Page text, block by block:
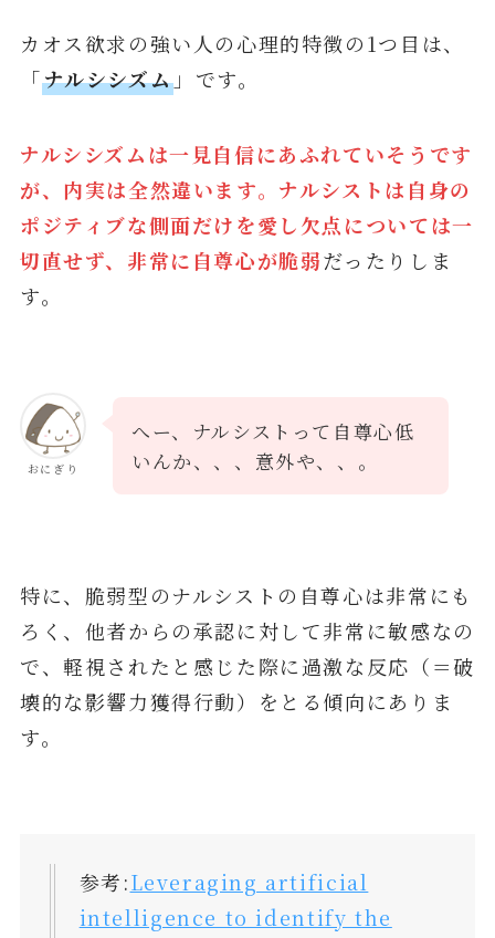
カオス欲求の強い人の心理的特徴の1つ目は、
「ナルシシズム 」です。
ナルシシズムは一見自信にあふれていそうです
が、内実は全然違います。ナルシストは自身の
ポジティブな側面だけを愛し欠点については一
切直せず、非常に自尊心が脆弱だったりしま
す。
おにぎり
へー、ナルシストって自尊心低
いんか、、、意外や、、。
特に、脆弱型のナルシストの自尊心は非常にも
ろく、他者からの承認に対して非常に敏感なの
で、軽視されたと感じた際に過激な反応（＝破
壊的な影響力獲得行動）をとる傾向にありま
す。
参考:Leveraging artificial
intelligence to identify the